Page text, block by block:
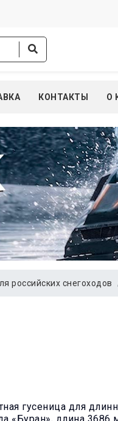
КОНТАКТЫ О
российских снегоходов
гусеница для